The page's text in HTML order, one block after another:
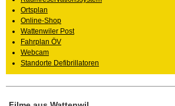
Ortsplan
Online-Shop
Wattenwiler Post
Fahrplan ÖV
Webcam
Standorte Defibrillatoren